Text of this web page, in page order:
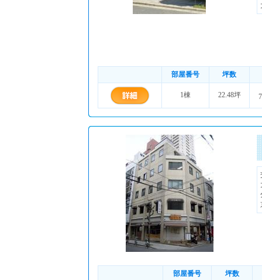
部屋番号 坪数
1棟 22.48坪
部屋番号 坪数